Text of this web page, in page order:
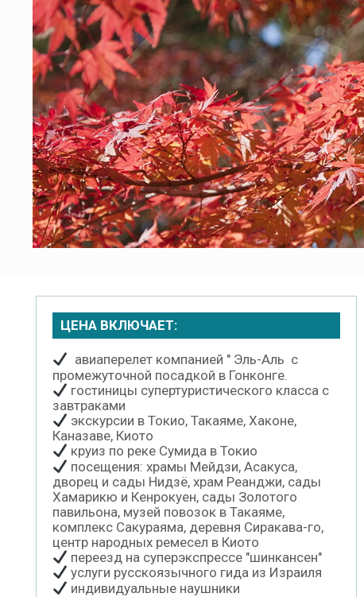
ЦЕНА ВКЛЮЧАЕТ:
авиаперелет компанией " Эль-Аль с
промежуточной посадкой в Гонконге.
гостиницы супертуристического класса с
завтраками
экскурсии в Токио, Такаяме, Хаконе,
Каназаве, Киото
круиз по реке Сумида в Токио
посещения: храмы Мейдзи, Асакуса,
дворец и сады Нидзё, храм Реанджи, сады
Хамарикю и Кенрокуен, сады Золотого
павильона, музей повозок в Такаяме,
комплекс Сакураяма, деревня Сиракава-го,
центр народных ремесел в Киото
переезд на суперэкспрессе "шинкансен"
услуги русскоязычного гида из Израиля
индивидуальные наушники